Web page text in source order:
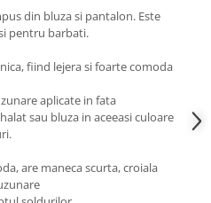
din bluza si pantalon. Este
pentru barbati.
fiind lejera si foarte comoda
aplicate in fata
sau bluza in aceeasi culoare
are maneca scurta, croiala